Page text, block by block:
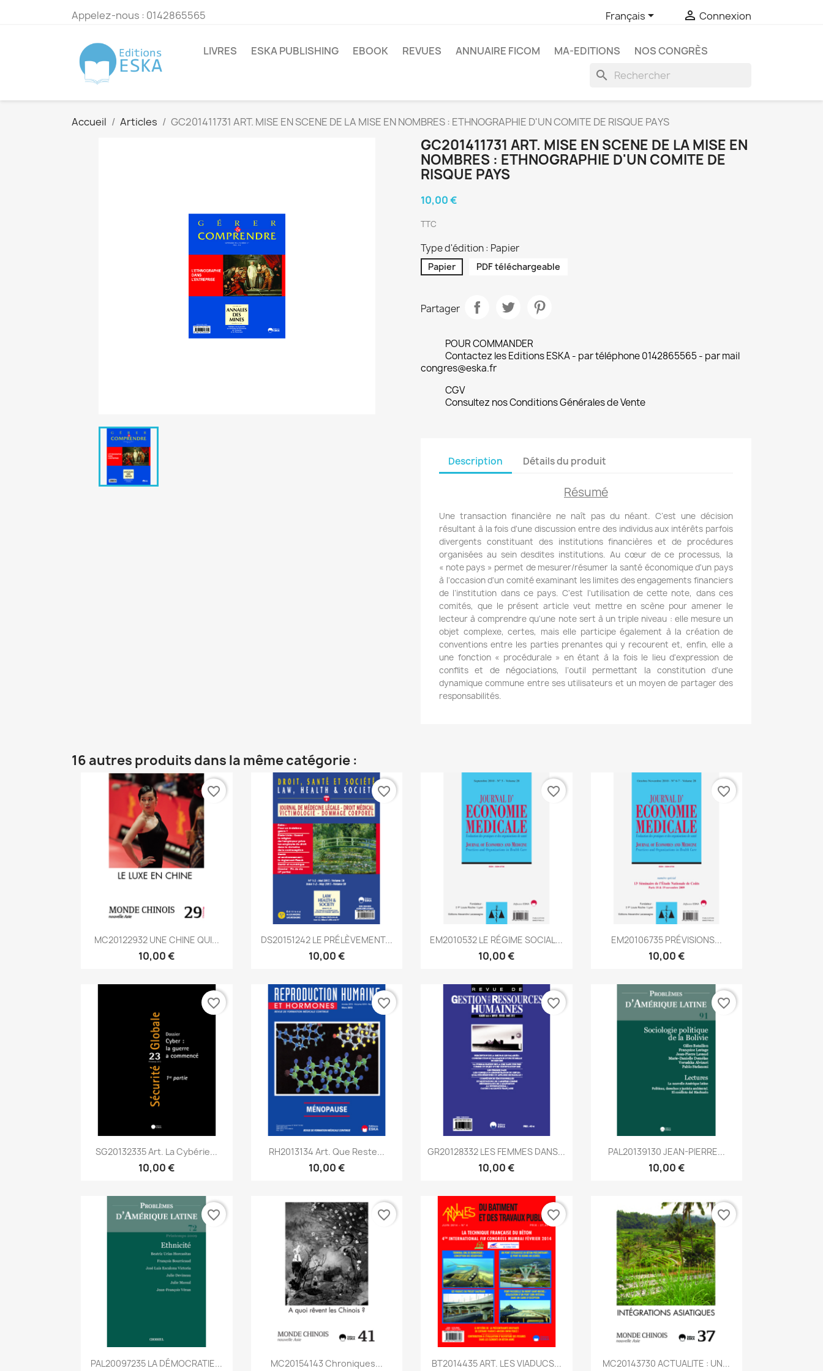
Appelez-nous : 0142865565 Français  Connexion
LIVRES ESKA PUBLISHING EBOOK REVUES ANNUAIRE FICOM MA-EDITIONS NOS CONGRÈS
search
Accueil Articles GC201411731 ART. MISE EN SCENE DE LA MISE EN NOMBRES : ETHNOGRAPHIE D'UN COMITE DE RISQUE PAYS
GC201411731 ART. MISE EN SCENE DE LA MISE EN
NOMBRES : ETHNOGRAPHIE D'UN COMITE DE
RISQUE PAYS
10,00 €
TTC
Type d'édition : Papier
Papier PDF téléchargeable
Partager
POUR COMMANDER
Contactez les Editions ESKA - par téléphone 0142865565 - par mail
congres@eska.fr
CGV
Consultez nos Conditions Générales de Vente
Description Détails du produit
Résumé
Une transaction financière ne naît pas du néant. C’est une décision
résultant à la fois d'une discussion entre des individus aux intérêts parfois
divergents constituant des institutions financières et de procédures
organisées au sein desdites institutions. Au cœur de ce processus, la
« note pays » permet de mesurer/résumer la santé économique d'un pays
à l'occasion d'un comité examinant les limites des engagements financiers
de l’institution dans ce pays. C'est l'utilisation de cette note, dans ces
comités, que le présent article veut mettre en scène pour amener le
lecteur à comprendre qu'une note sert à un triple niveau : elle mesure un
objet complexe, certes, mais elle participe également à la création de
conventions entre les parties prenantes qui y recourent et, enfin, elle a
une fonction « procédurale » en étant à la fois le lieu d'expression de
conflits et de négociations, l’outil permettant la constitution d'une
dynamique commune entre ses utilisateurs et un moyen de partager des
responsabilités.
16 autres produits dans la même catégorie :
Aperçu rapide
MC20122932 UNE CHINE QUI...
10,00 €
favorite_border
Aperçu rapide
DS20151242 LE PRÉLÈVEMENT...
10,00 €
favorite_border
Aperçu rapide
EM2010532 LE RÉGIME SOCIAL...
10,00 €
favorite_border
Aperçu rapide
EM20106735 PRÉVISIONS...
10,00 €
favorite_border
Aperçu rapide
SG20132335 Art. La Cybérie...
10,00 €
favorite_border
Aperçu rapide
RH2013134 Art. Que Reste...
10,00 €
favorite_border
Aperçu rapide
GR20128332 LES FEMMES DANS...
10,00 €
favorite_border
Aperçu rapide
PAL20139130 JEAN-PIERRE...
10,00 €
favorite_border
Aperçu rapide
PAL20097235 LA DÉMOCRATIE...
favorite_border
Aperçu rapide
MC20154143 Chroniques...
favorite_border
Aperçu rapide
BT2014435 ART. LES VIADUCS...
favorite_border
Aperçu rapide
MC20143730 ACTUALITE : UN...
favorite_border